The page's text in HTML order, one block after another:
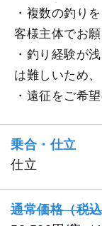
・複数の釣り
客様主体でお願
・釣り経験が
は難しいため
・遠征をご希
乗合・仕立
仕立
通常価格（税